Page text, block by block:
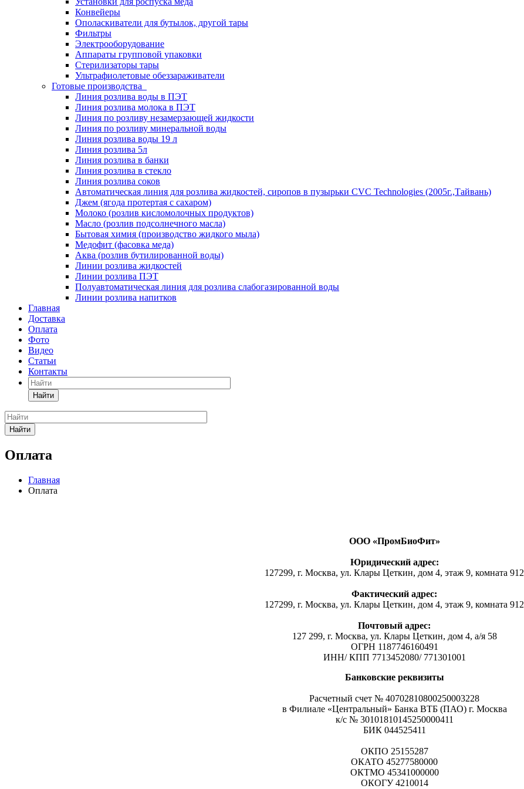
Конвейеры
Ополаскиватели для бутылок, другой тары
Фильтры
Электрооборудование
Аппараты групповой упаковки
Стерилизаторы тары
Ультрафиолетовые обеззараживатели
Готовые производства
Линия розлива воды в ПЭТ
Линия розлива молока в ПЭТ
Линия по розливу незамерзающей жидкости
Линия по розливу минеральной воды
Линия розлива воды 19 л
Линия розлива 5л
Линия розлива в банки
Линия розлива в стекло
Линия розлива соков
Автоматическая линия для розлива жидкостей, сиропов в пузырьки CVC Technologies (2005г.,Тайвань)
Джем (ягода протертая с сахаром)
Молоко (розлив кисломолочных продуктов)
Масло (розлив подсолнечного масла)
Бытовая химия (производство жидкого мыла)
Медофит (фасовка меда)
Аква (розлив бутилированной воды)
Линии розлива жидкостей
Линии розлива ПЭТ
Полуавтоматическая линия для розлива слабогазированной воды
Линии розлива напитков
Главная
Доставка
Оплата
Фото
Видео
Статьи
Контакты
Найти
Найти
Оплата
Главная
Оплата
ООО «ПромБиоФит»
Юридический адрес:
127299, г. Москва, ул. Клары Цеткин, дом 4, этаж 9, комната 912
Фактический адрес:
127299, г. Москва, ул. Клары Цеткин, дом 4, этаж 9, комната 912
Почтовый адрес:
127 299, г. Москва, ул. Клары Цеткин, дом 4, а/я 58
ОГРН 1187746160491
ИНН/ КПП 7713452080/ 771301001
Банковские реквизиты
Расчетный счет № 40702810800250003228
в Филиале «Центральный» Банка ВТБ (ПАО) г. Москва
к/с № 30101810145250000411
БИК 044525411
ОКПО 25155287
ОКАТО 45277580000
ОКТМО 45341000000
ОКОГУ 4210014